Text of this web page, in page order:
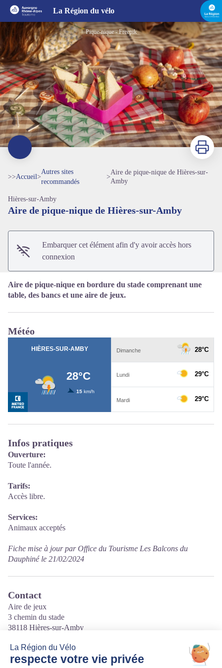
La Région du vélo
Pique-nique - Freepik
Voir l'image en plein écran
Imprimer
>>Accueil>
Autres sites
recommandés
>
Aire de pique-nique de Hières-sur-
Amby
Hières-sur-Amby
Aire de pique-nique de Hières-sur-Amby
Embarquer cet élément afin d'y avoir accès hors
connexion
Aire de pique-nique en bordure du stade comprenant une
table, des bancs et une aire de jeux.
Météo
Infos pratiques
Ouverture:
Toute l'année.
Tarifs:
Accès libre.
Services:
Animaux acceptés
Fiche mise à jour par Office du Tourisme Les Balcons du
Dauphiné le 21/02/2024
Contact
Aire de jeux
3 chemin du stade
38118 Hières-sur-Amby
Courriel:
tourisme@balconsdudauphine.fr